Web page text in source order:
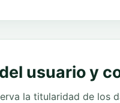
usuario y
la titularidad de los